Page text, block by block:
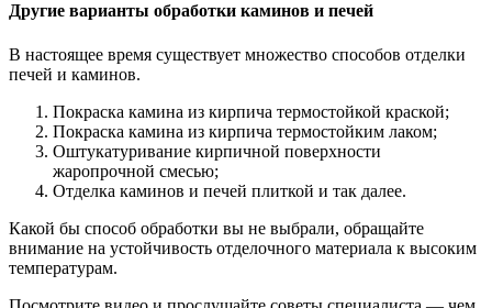
Другие варианты обработки каминов и печей
В настоящее время существует множество способов отделки
печей и каминов.
Покраска камина из кирпича термостойкой краской;
Покраска камина из кирпича термостойким лаком;
Оштукатуривание кирпичной поверхности
жаропрочной смесью;
Отделка каминов и печей плиткой и так далее.
Какой бы способ обработки вы не выбрали, обращайте
внимание на устойчивость отделочного материала к высоким
температурам.